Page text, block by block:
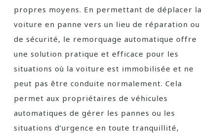
propres moyens. En permettant de déplacer la
voiture en panne vers un lieu de réparation ou
de sécurité, le remorquage automatique offre
une solution pratique et efficace pour les
situations où la voiture est immobilisée et ne
peut pas être conduite normalement. Cela
permet aux propriétaires de véhicules
automatiques de gérer les pannes ou les
situations d’urgence en toute tranquillité,